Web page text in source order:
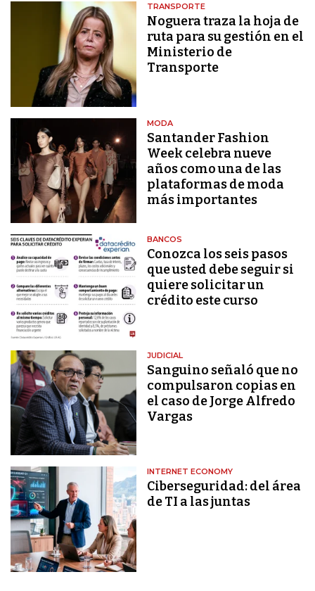
TRANSPORTE
Noguera traza la hoja de
ruta para su gestión en el
Ministerio de
Transporte
MODA
Santander Fashion
Week celebra nueve
años como una de las
plataformas de moda
más importantes
BANCOS
Conozca los seis pasos
que usted debe seguir si
quiere solicitar un
crédito este curso
JUDICIAL
Sanguino señaló que no
compulsaron copias en
el caso de Jorge Alfredo
Vargas
INTERNET ECONOMY
Ciberseguridad: del área
de TI a las juntas